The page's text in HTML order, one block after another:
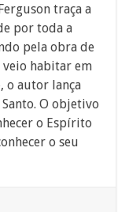
traça a
por toda a
pela obra de
habitar em
o autor lança
O objetivo
o Espírito
o seu